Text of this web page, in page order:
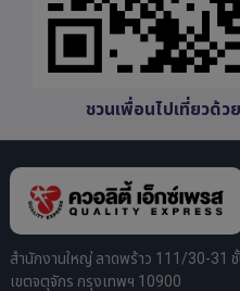
ชวนเพื่อนไปเที่ยวด้
สำนักงานใหญ่ ลาดพร้าว 111/30-31
เขตจตุจักร กรุงเทพฯ 10900